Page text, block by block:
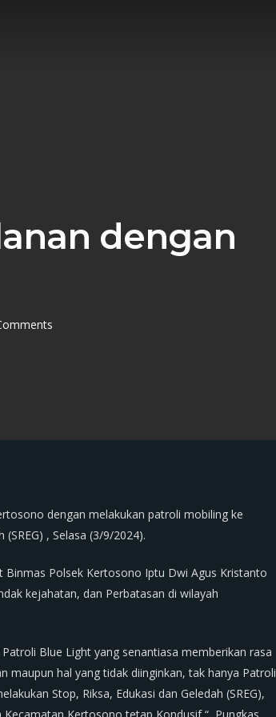
dengan
dengan melakukan patroli mobiling ke
, Selasa (3/9/2024).
Polsek Kertosono Iptu Dwi Agus Kristanto
kejahatan, dan Perbatasan di wilayah
Blue Light yang senantiasa memberikan rasa
maupun hal yang tidak diinginkan, tak hanya Patroli
Stop, Riksa, Edukasi dan Geledah (SREG),